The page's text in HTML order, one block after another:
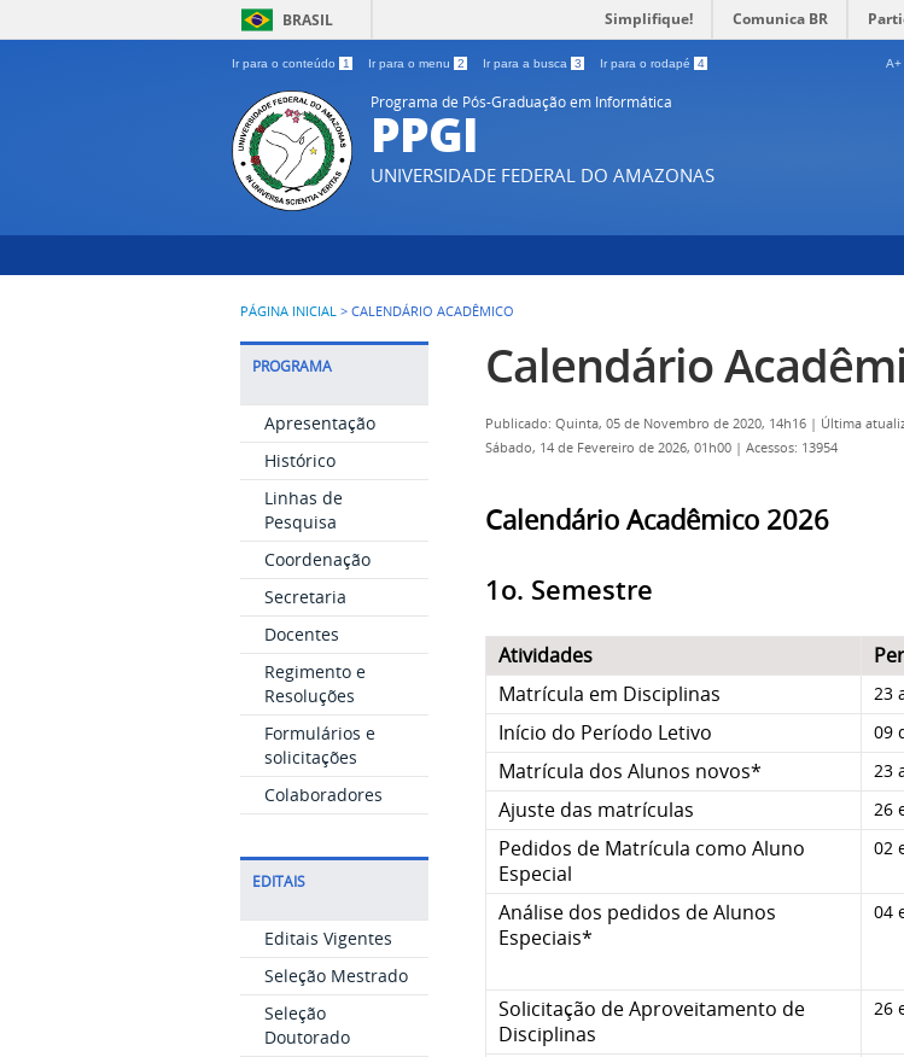
BRASIL Simplifique! Comunica BR
Ir para o conteúdo 1 Ir para o menu 2 Ir para a busca 3 Ir para o rodapé 4 A+
Programa de Pós-Graduação em Informática
PPGI
UNIVERSIDADE FEDERAL DO AMAZONAS
PÁGINA INICIAL > CALENDÁRIO ACADÊMICO
PROGRAMA
Apresentação
Histórico
Linhas de
Pesquisa
Coordenação
Secretaria
Docentes
Regimento e
Resoluções
Formulários e
solicitações
Colaboradores
EDITAIS
Editais Vigentes
Seleção Mestrado
Seleção
Doutorado
Calendário
Publicado: Quinta, 05 de Novembro de 2020, 14h16 | Última
Sábado, 14 de Fevereiro de 2026, 01h00 | Acessos: 13954
Calendário Acadêmico 2026
1o. Semestre
Atividades
Matrícula em Disciplinas
23
Início do Período Letivo
09
Matrícula dos Alunos novos* 23
Ajuste das matrículas 26
Pedidos de Matrícula como Aluno
Especial
02
Análise dos pedidos de Alunos
Especiais*
04
Solicitação de Aproveitamento de
Disciplinas
26